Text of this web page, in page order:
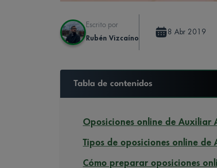
Escrito por
Rubén Vizcaíno
8 Abr 2019
Tabla de contenidos
Oposiciones online de Auxiliar
Tipos de oposiciones online
Cómo preparar oposiciones